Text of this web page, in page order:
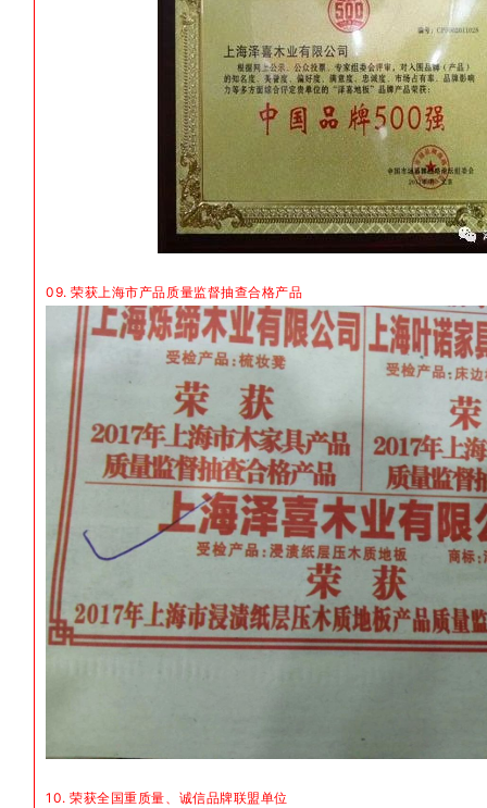
09. 荣获上海市产品质量监督抽查合格产品
10. 荣获全国重质量、诚信品牌联盟单位